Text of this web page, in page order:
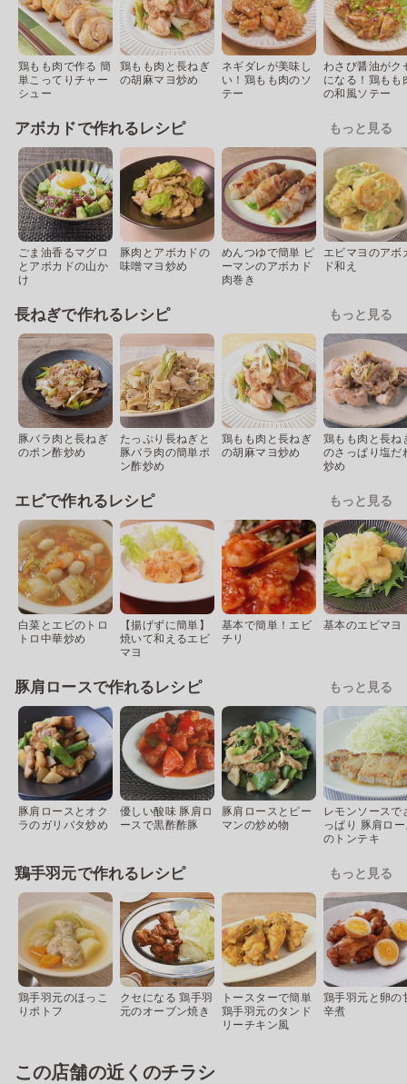
鶏もも肉で作る 簡
単こってりチャー
シュー
鶏もも肉と長ねぎ
の胡麻マヨ炒め
ネギダレが美味し
い！鶏もも肉のソ
テー
わさび醤油がク
になる！鶏もも
の和風ソテー
アボカドで作れるレシピ もっと見る
ごま油香るマグロ
とアボカドの山か
け
豚肉とアボカドの
味噌マヨ炒め
めんつゆで簡単 ピ
ーマンのアボカド
肉巻き
エビマヨのアボ
ド和え
長ねぎで作れるレシピ もっと見る
豚バラ肉と長ねぎ
のポン酢炒め
たっぷり長ねぎと
豚バラ肉の簡単ポ
ン酢炒め
鶏もも肉と長ねぎ
の胡麻マヨ炒め
鶏もも肉と長ね
のさっぱり塩だ
炒め
エビで作れるレシピ もっと見る
白菜とエビのトロ
トロ中華炒め
【揚げずに簡単】
焼いて和えるエビ
マヨ
基本で簡単！エビ
チリ
基本のエビマヨ
豚肩ロースで作れるレシピ もっと見る
豚肩ロースとオク
ラのガリバタ炒め
優しい酸味 豚肩ロ
ースで黒酢酢豚
豚肩ロースとピー
マンの炒め物
レモンソースで
っぱり 豚肩ロ
のトンテキ
鶏手羽元で作れるレシピ もっと見る
鶏手羽元のほっこ
りポトフ
クセになる 鶏手羽
元のオーブン焼き
トースターで簡単
鶏手羽元のタンド
リーチキン風
鶏手羽元と卵の
辛煮
この店舗の近くのチラシ